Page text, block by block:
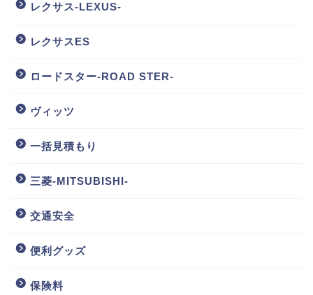
レクサス-LEXUS-
レクサスES
ロードスター-ROAD STER-
ヴィッツ
一括見積もり
三菱-MITSUBISHI-
交通安全
便利グッズ
保険料